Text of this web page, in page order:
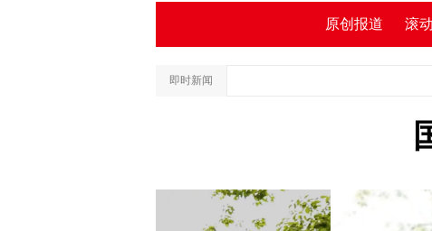
原创报道 滚
即时新闻